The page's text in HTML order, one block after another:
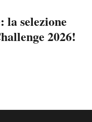
selezione
2026!